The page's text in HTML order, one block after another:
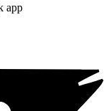
app